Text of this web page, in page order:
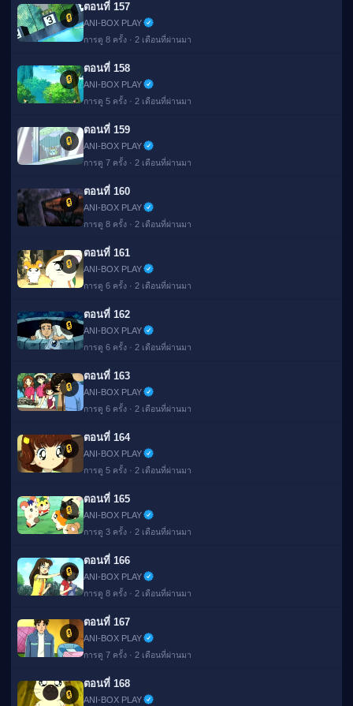
🔒
ตอนที่ 157
ANI-BOX PLAY
การดู 8 ครั้ง · 2 เดือนที่ผ่านมา
🔒
ตอนที่ 158
ANI-BOX PLAY
การดู 5 ครั้ง · 2 เดือนที่ผ่านมา
🔒
ตอนที่ 159
ANI-BOX PLAY
การดู 7 ครั้ง · 2 เดือนที่ผ่านมา
🔒
ตอนที่ 160
ANI-BOX PLAY
การดู 8 ครั้ง · 2 เดือนที่ผ่านมา
🔒
ตอนที่ 161
ANI-BOX PLAY
การดู 6 ครั้ง · 2 เดือนที่ผ่านมา
🔒
ตอนที่ 162
ANI-BOX PLAY
การดู 6 ครั้ง · 2 เดือนที่ผ่านมา
🔒
ตอนที่ 163
ANI-BOX PLAY
การดู 6 ครั้ง · 2 เดือนที่ผ่านมา
🔒
ตอนที่ 164
ANI-BOX PLAY
การดู 5 ครั้ง · 2 เดือนที่ผ่านมา
🔒
ตอนที่ 165
ANI-BOX PLAY
การดู 3 ครั้ง · 2 เดือนที่ผ่านมา
🔒
ตอนที่ 166
ANI-BOX PLAY
การดู 8 ครั้ง · 2 เดือนที่ผ่านมา
🔒
ตอนที่ 167
ANI-BOX PLAY
การดู 7 ครั้ง · 2 เดือนที่ผ่านมา
🔒
ตอนที่ 168
ANI-BOX PLAY